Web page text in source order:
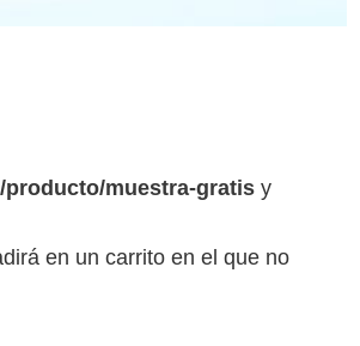
muestra-gratis y
en un carrito en el que no